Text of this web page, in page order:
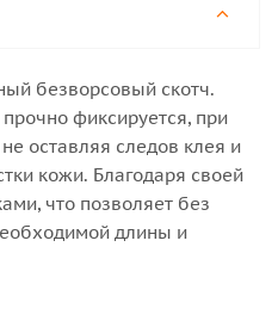
безворсовый скотч.
фиксируется, при
оставляя следов клея и
кожи. Благодаря своей
что позволяет без
длины и